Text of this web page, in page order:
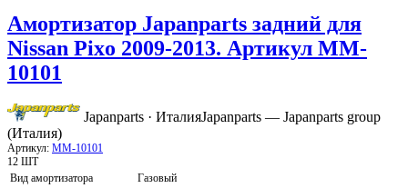
Амортизатор Japanparts задний для
Nissan Pixo 2009-2013. Артикул MM-
10101
Japanparts · ИталияJapanparts — Japanparts group
(Италия)
Артикул: MM-10101
12 ШТ
Вид амортизатора
Газовый